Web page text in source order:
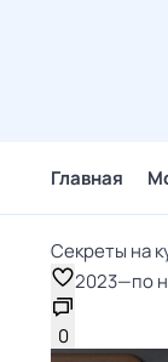
Главная
Секреты на
2023—по
0